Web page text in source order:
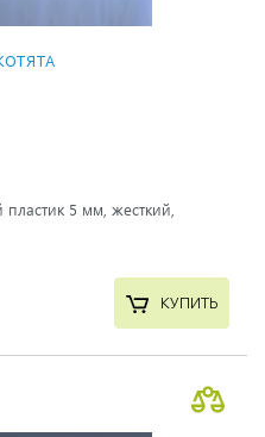
5 мм, жесткий,
КУПИТЬ